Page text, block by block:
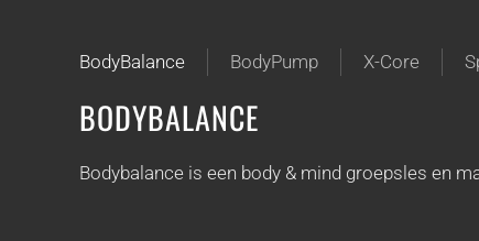
BodyBalance BodyPump X-Core
BODYBALANCE
Bodybalance is een body & mind groepsles en